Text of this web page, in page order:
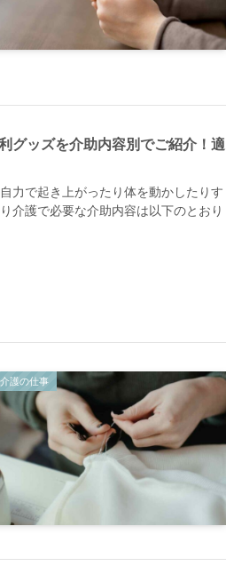
グッズを介助内容別でご紹介！適
力で起き上がったり体を動かしたりす
介護で必要な介助内容は以下のとおり
介護の仕事